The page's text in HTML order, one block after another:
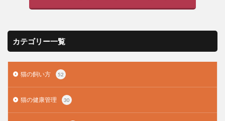
カテゴリー一覧
猫の飼い方 52
猫の健康管理 30